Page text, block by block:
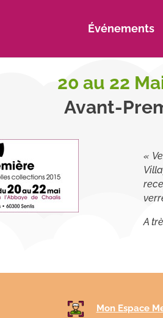
Événements
20 au 22
Avant-
«
A
Mon Espace